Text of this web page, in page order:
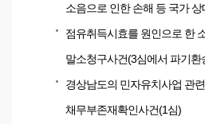
소음으로 인한 손해 등 국가
점유취득시효를 원인으로 한
말소청구사건(3심에서 파기환
경상남도의 민자유치사업 관
채무부존재확인사건(1심)